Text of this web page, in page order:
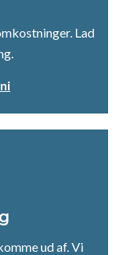
Lad
ud af. Vi